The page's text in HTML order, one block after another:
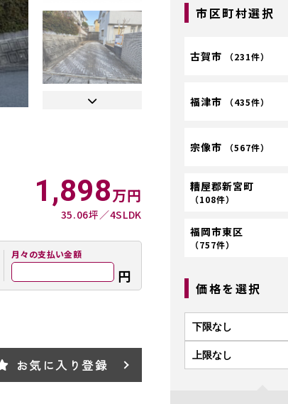
1,898万円
35.06坪 4SLDK
月々の支払い金額
円
お気に入り登録
市区町村選択
古賀市 （231件）
福津市 （435件）
宗像市 （567件）
糟屋郡新宮町
（108件）
福岡市東区
（757件）
価格を選択